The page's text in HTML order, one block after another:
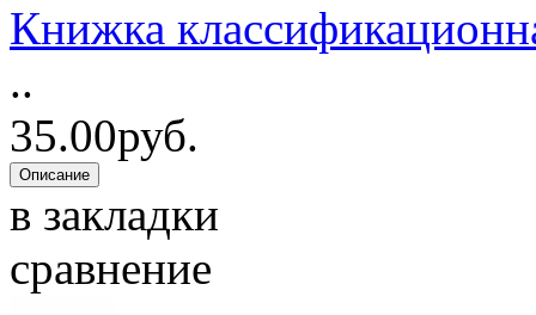
Книжка
..
35.00руб.
в закладки
сравнение